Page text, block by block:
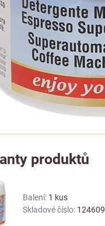
produktů
Balení: 1 kus
Skladové číslo: 124609